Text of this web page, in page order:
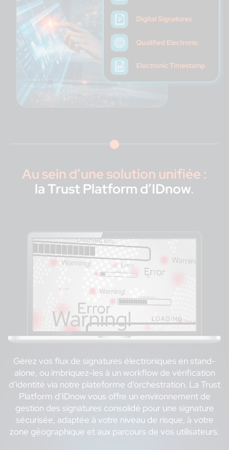
Au sein d’une solution unifiée :
la Trust Platform d’IDnow.
Gérez vos flux de signatures électroniques en stand-
alone, ou imbriquez-les à un workflow de vérification
d’identité via notre plateforme d’orchestration. La Trust
Platform d’IDnow vous offre un environnement de
gestion des signatures consolidé pour une signature
sécurisée, adaptée à votre niveau de risque, à votre
zone géographique et aux parcours de vos utilisateurs.